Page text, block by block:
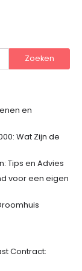
Zoeken
en
Wat Zijn de
Tips en Advies
voor een eigen
Contract: